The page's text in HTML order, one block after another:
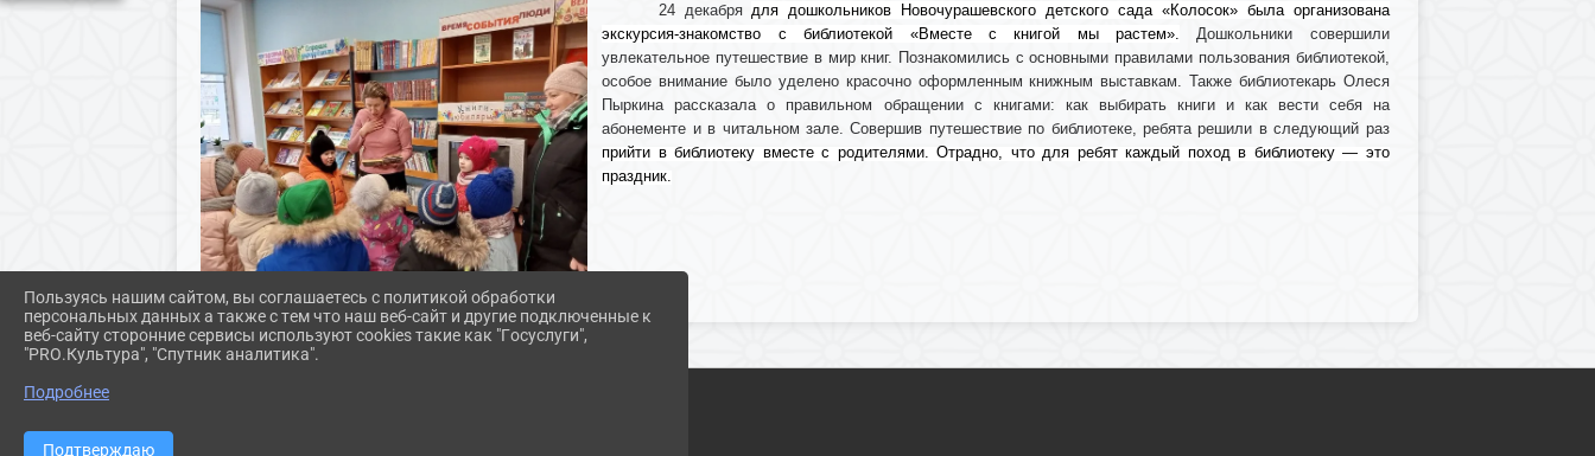
24 декабрядля дошкольников Новочурашевского детского сада «Колосок» была организована
экскурсия-знакомство с библиотекой «Вместе с книгой мы растем». Дошкольники совершили
увлекательное путешествие в мир книг. Познакомились с основными правилами пользования библиотекой,
особое внимание было уделено красочно оформленным книжным выставкам. Также библиотекарь Олеся
Пыркина рассказала о правильном обращении с книгами: как выбирать книги и как вести себя на
абонементе и в читальном зале. Совершив путешествие по библиотеке, ребята решили в следующий раз
прийти в библиотеку вместе с родителями. Отрадно, что для ребят каждый поход в библиотеку — это
праздник.
Пользуясь нашим сайтом, вы соглашаетесь с политикой обработки
персональных данных а также с тем что наш веб-сайт и другие подключенные к
веб-сайту сторонние сервисы используют cookies такие как "Госуслуги",
"PRO.Культура", "Спутник аналитика".
Подробнее
Подтверждаю